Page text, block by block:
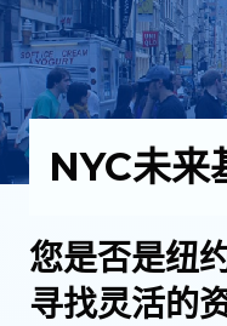
NYC未来
您是否是纽
寻找灵活的